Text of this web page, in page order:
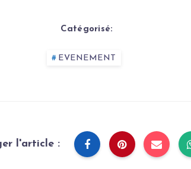
Catégorisé:
EVENEMENT
l'article :